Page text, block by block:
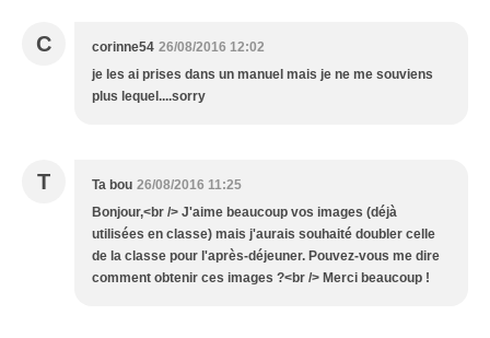
C corinne54 26/08/2016 12:02
je les ai prises dans un manuel mais je ne me souviens
plus lequel....sorry
T Ta bou 26/08/2016 11:25
Bonjour,<br /> J'aime beaucoup vos images (déjà
utilisées en classe) mais j'aurais souhaité doubler celle
de la classe pour l'après-déjeuner. Pouvez-vous me dire
comment obtenir ces images ?<br /> Merci beaucoup !